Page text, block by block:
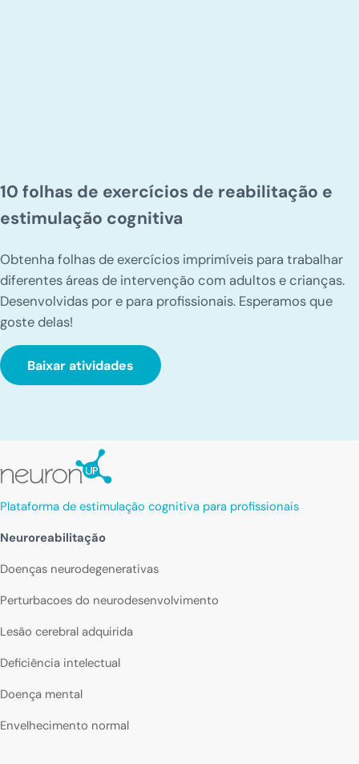
10 folhas de exercícios de reabilitação e
estimulação cognitiva
Obtenha folhas de exercícios imprimíveis para trabalhar
diferentes áreas de intervenção com adultos e crianças.
Desenvolvidas por e para profissionais. Esperamos que
goste delas!
Baixar atividades
Plataforma de estimulação cognitiva para profissionais
Neuroreabilitação
Doenças neurodegenerativas
Perturbacoes do neurodesenvolvimento
Lesão cerebral adquirida
Deficiência intelectual
Doença mental
Envelhecimento normal